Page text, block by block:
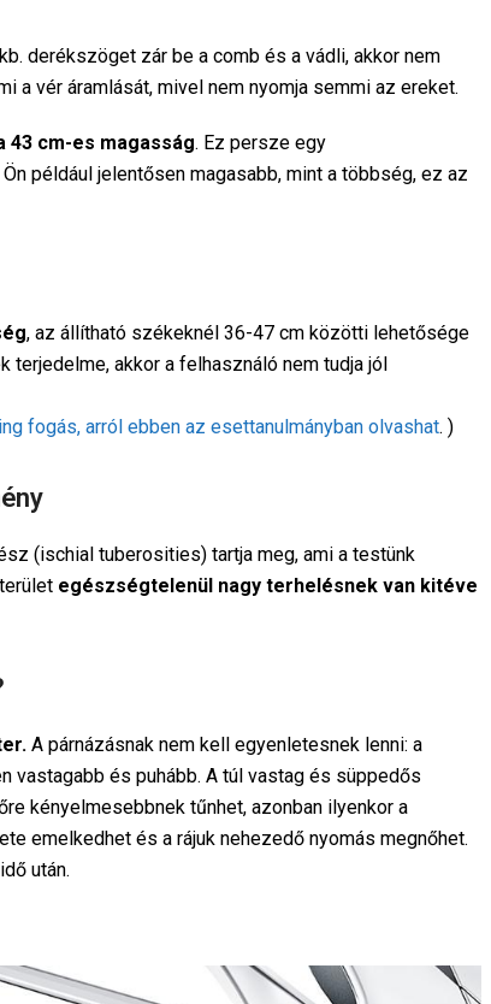
derékszöget zár be a comb és a vádli, akkor nem
a vér áramlását, mivel nem nyomja semmi az ereket.
43 cm-es magasság. Ez persze egy
például jelentősen magasabb, mint a többség, ez az
, az állítható székeknél 36-47 cm közötti lehetősége
terjedelme, akkor a felhasználó nem tudja jól
fogás, arról ebben az esettanulmányban olvashat. )
(ischial tuberosities) tartja meg, ami a testünk
egészségtelenül nagy terhelésnek van kitéve
A párnázásnak nem kell egyenletesnek lenni: a
vastagabb és puhább. A túl vastag és süppedős
kényelmesebbnek tűnhet, azonban ilyenkor a
emelkedhet és a rájuk nehezedő nyomás megnőhet.
után.